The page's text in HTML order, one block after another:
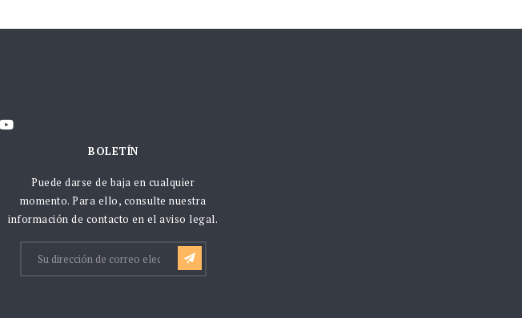
BOLETÍN
Puede darse de baja en cualquier
momento. Para ello, consulte nuestra
información de contacto en el aviso legal.